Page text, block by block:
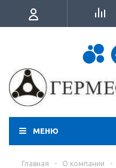
МЕНЮ
Главная - О компании -